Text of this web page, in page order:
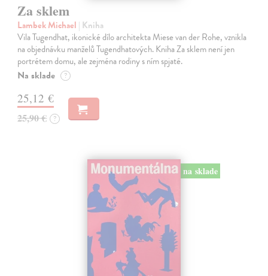
Za sklem
Lambek Michael | Kniha
Vila Tugendhat, ikonické dílo architekta Miese van der Rohe, vznikla
na objednávku manželů Tugendhatových. Kniha Za sklem není jen
portrétem domu, ale zejména rodiny s ním spjaté.
Na sklade ?
25,12 €
25,90 € ?
na sklade